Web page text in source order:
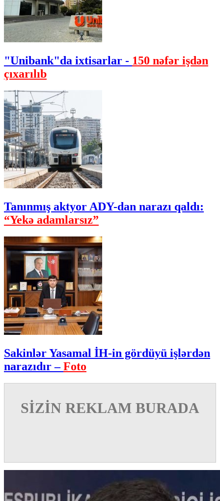
"Unibank"da ixtisarlar - 150 nəfər işdən
çıxarılıb
Tanınmış aktyor ADY-dan narazı qaldı:
“Yekə adamlarsız”
Sakinlər Yasamal İH-in gördüyü işlərdən
narazıdır –Foto
SİZİN REKLAM BURADA